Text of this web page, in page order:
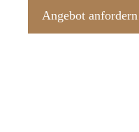
Angebot anfordern